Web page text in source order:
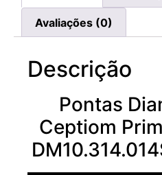
Avaliações (0)
Descrição
Pontas
Ceptiom